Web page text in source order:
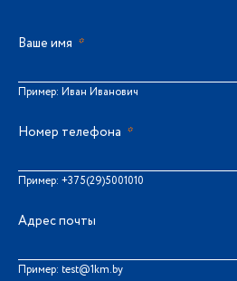
Ваше имя *
Пример: Иван Иванович
Номер телефона *
Пример: +375(29)5001010
Адрес почты
Пример: test@1km.by